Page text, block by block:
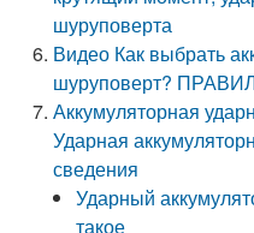
шуруповерта
Видео Как выбрать
шуруповерт?
Аккумуляторная
Ударная
сведения
Ударный
такое